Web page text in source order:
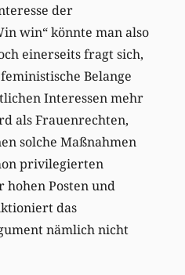
der
win“ könnte man also
einerseits fragt sich,
Belange
Interessen mehr
als Frauenrechten,
solche Maßnahmen
privilegierten
Posten und
das
nämlich nicht